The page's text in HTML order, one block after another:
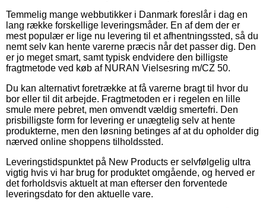
Temmelig mange webbutikker i Danmark foreslår i dag en
lang række forskellige leveringsmåder. En af dem der er
mest populær er lige nu levering til et afhentningssted, så du
nemt selv kan hente varerne præcis når det passer dig. Den
er jo meget smart, samt typisk endvidere den billigste
fragtmetode ved køb af NURAN Vielsesring m/CZ 50.
Du kan alternativt foretrække at få varerne bragt til hvor du
bor eller til dit arbejde. Fragtmetoden er i regelen en lille
smule mere pebret, men omvendt vældig smertefri. Den
prisbilligste form for levering er unægtelig selv at hente
produkterne, men den løsning betinges af at du opholder dig
nærved online shoppens tilholdssted.
Leveringstidspunktet på New Products er selvfølgelig ultra
vigtig hvis vi har brug for produktet omgående, og herved er
det forholdsvis aktuelt at man efterser den forventede
leveringsdato for den aktuelle vare.